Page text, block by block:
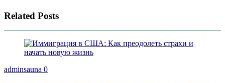
Related Posts
adminsauna 0